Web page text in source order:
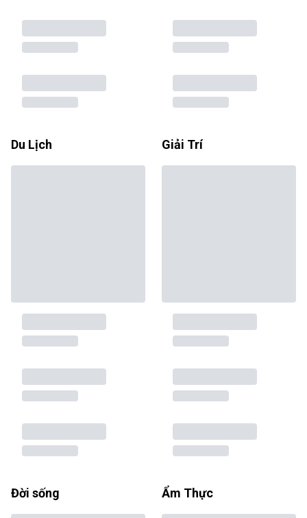
Du Lịch Giải Trí
Đời sống Ẩm Thực